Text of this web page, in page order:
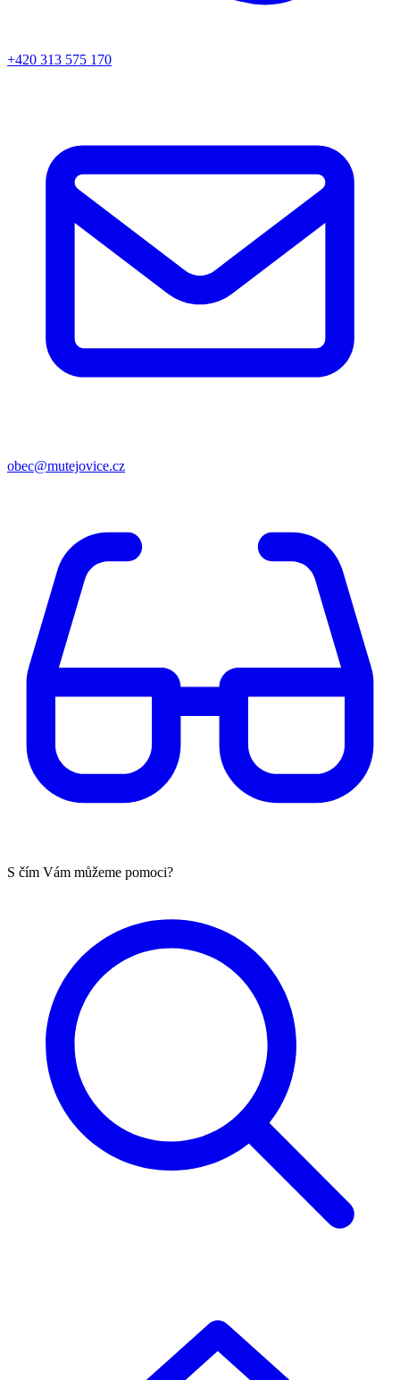
+420 313 575 170
obec@mutejovice.cz
S čím Vám můžeme pomoci?